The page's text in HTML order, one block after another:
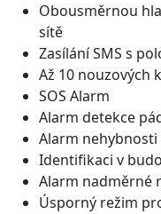
Obousměrnou
sítě
Zasílání SMS s
Až 10 nouzových
SOS Alarm
Alarm detekce
Alarm nehybnosti
Identifikaci v
Alarm nadměrné
Úsporný režim